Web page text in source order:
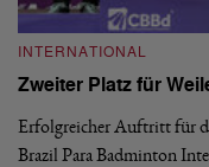
INTERNATIONAL
Zweiter Platz für
Erfolgreicher Auftritt für
Brazil Para Badminton